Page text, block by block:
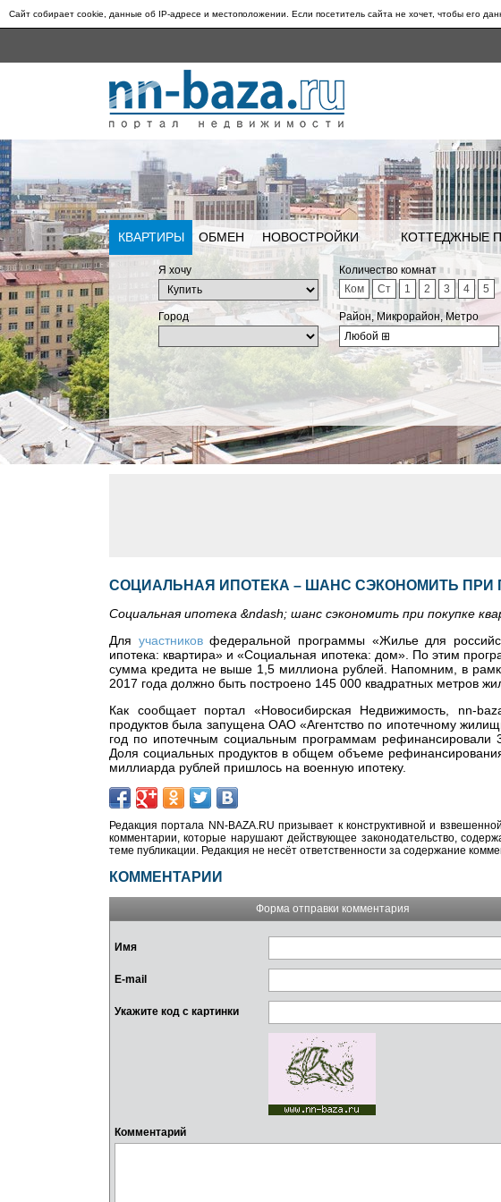
Сайт собирает cookie, данные об IP-адресе и местоположении. Если посетитель сайта не хочет, чтобы его
КВАРТИРЫ ОБМЕН НОВОСТРОЙКИ КОТТЕДЖНЫЕ
Я хочу
Количество комнат
Ком
Ст 1 2 3 4 5
Город
Район, Микрорайон, Метро
Любой ⊞
СОЦИАЛЬНАЯ ИПОТЕКА – ШАНС СЭКОНОМИТЬ ПРИ
Социальная ипотека &ndash; шанс сэкономить при покупке
Для участниковфедеральной программы «Жилье для
ипотека: квартира» и «Социальная ипотека: дом». По этим
сумма кредита не выше 1,5 миллиона рублей. Напомним, в
2017 года должно быть построено 145 000 квадратных метров
Как сообщает портал «Новосибирская Недвижимость, nn-
продуктов была запущена ОАО «Агентство по ипотечному
год по ипотечным социальным программам
Доля социальных продуктов в общем объеме
миллиарда рублей пришлось на военную ипотеку.
Редакция портала NN-BAZA.RU призывает к конструктивной и
комментарии, которые нарушают действующее законодательство,
теме публикации. Редакция не несёт ответственности за содержание
КОММЕНТАРИИ
Форма отправки комментария
Имя
E-mail
Укажите код с картинки
Комментарий